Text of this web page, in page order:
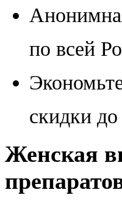
по всей
скидки
Женская